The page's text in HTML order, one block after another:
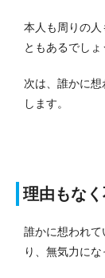
本人も周りの人
ともあるでしょ
次は、誰かに
します。
理由もな
誰かに想われ
り、無気力に